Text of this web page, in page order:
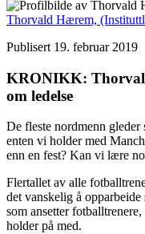
Thorvald Hærem,
Publisert 19. februar 2019
KRONIKK:
om ledelse
De fleste nordmenn
enten vi holder med
enn en fest? Kan vi lære
Flertallet av alle
det vanskelig å
som ansetter
holder på med.